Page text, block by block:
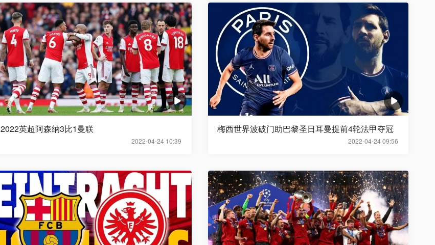
2022-04-24 10:39
2022英超阿森纳3比1曼联
2022-04-24 09:56
梅西世界波破门助巴黎圣日耳曼提前4轮法甲夺冠